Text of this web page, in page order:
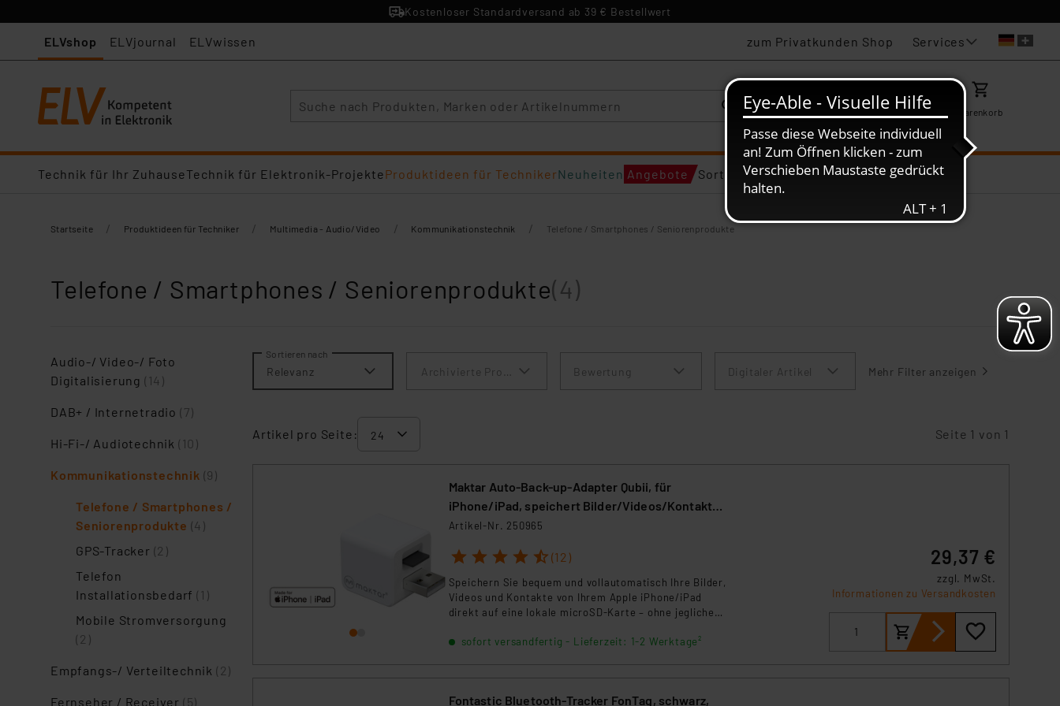
Kostenloser Standardversand ab 39 € Bestellwert
ELVshop ELVjournal ELVwissen zum Privatkunden Shop Services
KarriereMein ELV Merkzettel Warenkorb
Technik für Ihr ZuhauseTechnik für Elektronik-ProjekteProduktideen für TechnikerNeuheiten Angebote Sortiments-Deals
Startseite / Produktideen für Techniker / Multimedia - Audio/Video / Kommunikationstechnik / Telefone / Smartphones / Seniorenprodukte
Telefone / Smartphones / Seniorenprodukte(4)
Audio-/ Video-/ Foto
Digitalisierung (14)
DAB+ / Internetradio (7)
Hi-Fi-/ Audiotechnik (10)
Kommunikationstechnik (9)
Telefone / Smartphones /
Seniorenprodukte (4)
GPS-Tracker (2)
Telefon
Installationsbedarf(1)
Mobile Stromversorgung
(2)
Empfangs-/ Verteiltechnik (2)
Fernseher / Receiver (5)
Sortieren nach
Relevanz Archivierte Produkte anzeigenBewertung Digitaler Artikel Mehr Filter anzeigen
Artikel pro Seite: Seite 1 von 1
Maktar Auto-Back-up-Adapter Qubii, für
iPhone/iPad, speichert Bilder/Videos/Kontakte
auf microSD
Artikel-Nr. 250965
1 2 3 4 5 (12)
Speichern Sie bequem und vollautomatisch Ihre Bilder,
Videos und Kontakte von Ihrem Apple iPhone/iPad
direkt auf eine lokale microSD-Karte – ohne jegliche
schaffen Sie Platz im Mobilgeräte-Speicher und
sofort versandfertig - Lieferzeit: 1-2 Werktage²
29,37 €
zzgl. MwSt.
Informationen zu Versandkosten
Fontastic Bluetooth-Tracker FonTag, schwarz,